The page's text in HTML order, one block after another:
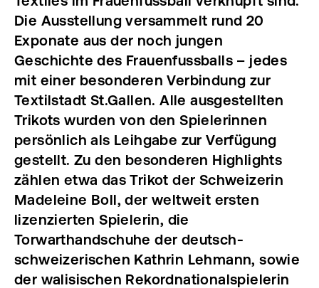
Die Ausstellung versammelt rund 20
Exponate aus der noch jungen
Geschichte des Frauenfussballs – jedes
mit einer besonderen Verbindung zur
Textilstadt St.Gallen. Alle ausgestellten
Trikots wurden von den Spielerinnen
persönlich als Leihgabe zur Verfügung
gestellt. Zu den besonderen Highlights
zählen etwa das Trikot der Schweizerin
Madeleine Boll, der weltweit ersten
lizenzierten Spielerin, die
Torwarthandschuhe der deutsch-
schweizerischen Kathrin Lehmann, sowie
der walisischen Rekordnationalspielerin